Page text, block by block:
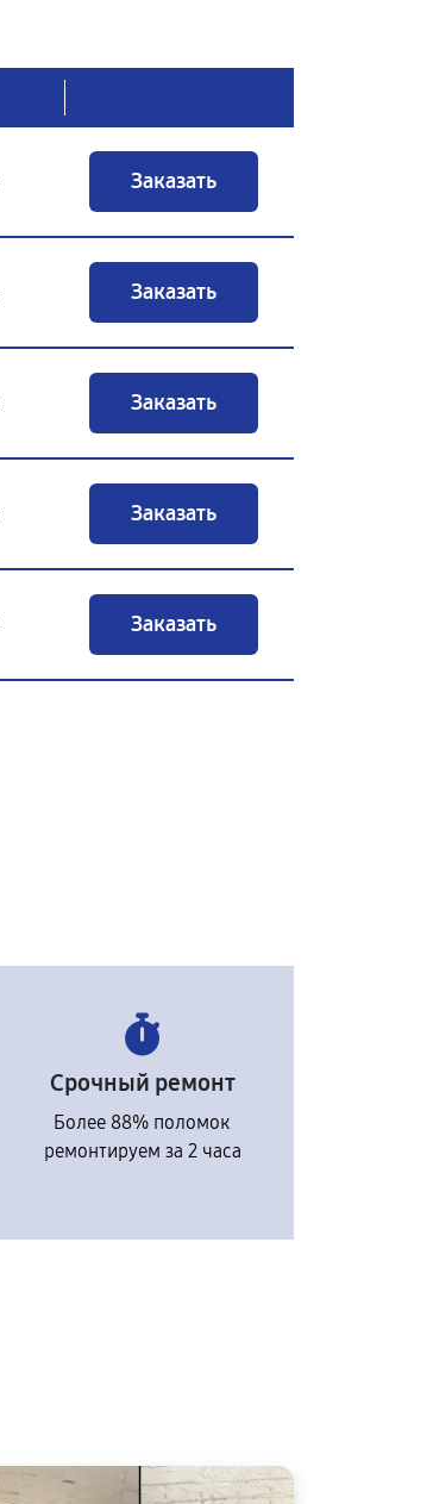
Заказать
Заказать
Заказать
Заказать
Заказать
Срочный ремонт
Более 88% поломок
ремонтируем за 2 часа